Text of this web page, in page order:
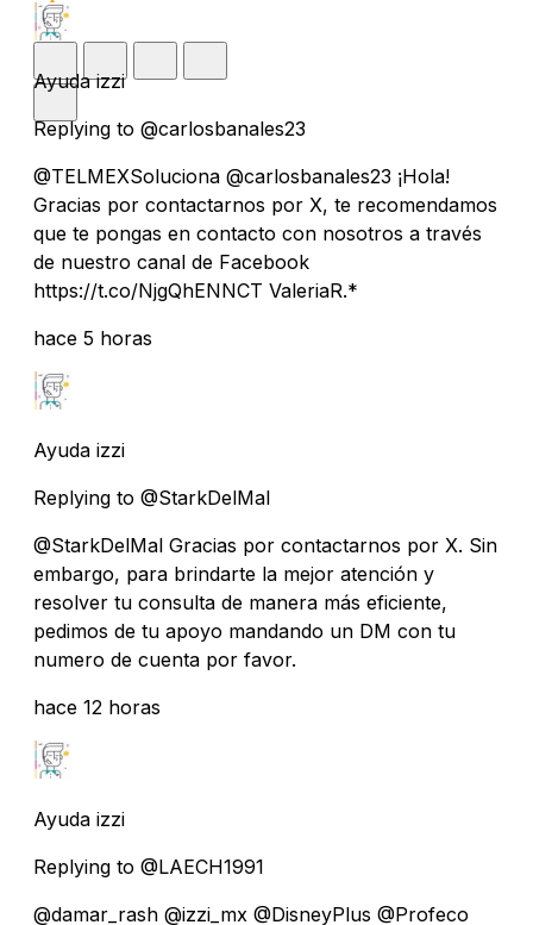
Ayuda izzi
Replying to @carlosbanales23
@TELMEXSoluciona @carlosbanales23 ¡Hola!
Gracias por contactarnos por X, te recomendamos
que te pongas en contacto con nosotros a través
de nuestro canal de Facebook
https://t.co/NjgQhENNCT ValeriaR.*
hace 5 horas
Ayuda izzi
Replying to @StarkDelMal
@StarkDelMal Gracias por contactarnos por X. Sin
embargo, para brindarte la mejor atención y
resolver tu consulta de manera más eficiente,
pedimos de tu apoyo mandando un DM con tu
numero de cuenta por favor.
hace 12 horas
Ayuda izzi
Replying to @LAECH1991
@damar_rash @izzi_mx @DisneyPlus @Profeco